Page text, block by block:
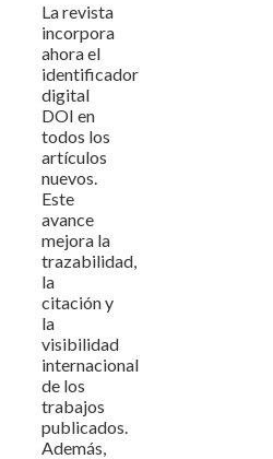
La revista
incorpora
ahora el
identificador
digital
DOI en
todos los
artículos
nuevos.
Este
avance
mejora la
trazabilidad,
la
citación y
la
visibilidad
internacional
de los
trabajos
publicados.
Además,